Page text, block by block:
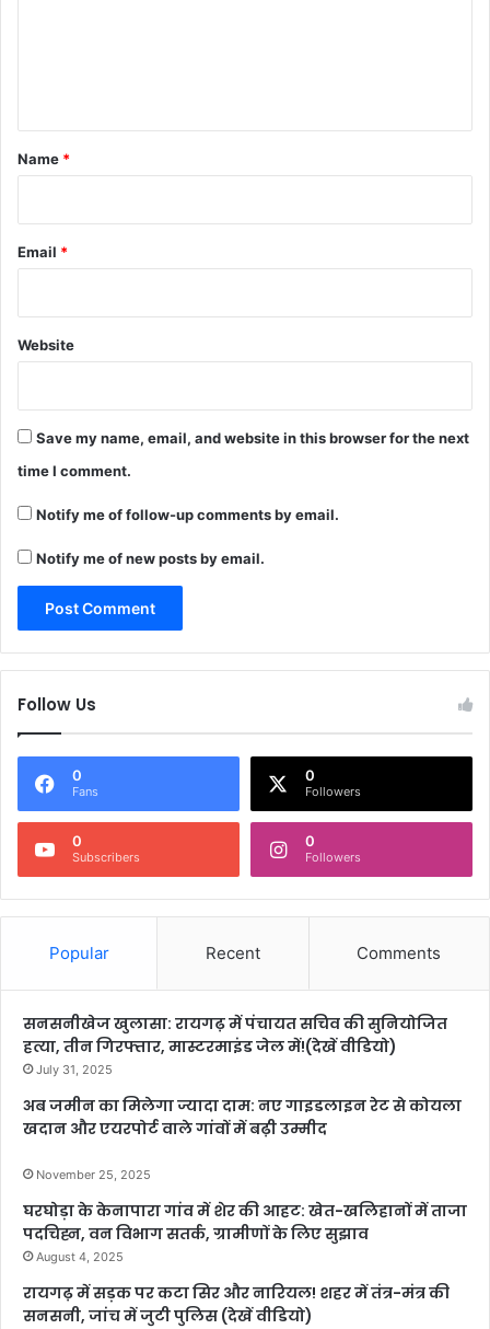
*
Name *
Email *
Website
Save my name, email, and website in this browser for the next
time I comment.
Notify me of follow-up comments by email.
Notify me of new posts by email.
Follow Us
0
Fans
0
Followers
0
Subscribers
0
Followers
Popular Recent Comments
सनसनीखेज खुलासा: रायगढ़ में पंचायत सचिव की सुनियोजित
हत्या, तीन गिरफ्तार, मास्टरमाइंड जेल में!(देखें वीडियो)
July 31, 2025
अब जमीन का मिलेगा ज्यादा दाम: नए गाइडलाइन रेट से कोयला
खदान और एयरपोर्ट वाले गांवों में बढ़ी उम्मीद
November 25, 2025
घरघोड़ा के केनापारा गांव में शेर की आहट: खेत-खलिहानों में ताजा
पदचिह्न, वन विभाग सतर्क, ग्रामीणों के लिए सुझाव
August 4, 2025
रायगढ़ में सड़क पर कटा सिर और नारियल! शहर में तंत्र-मंत्र की
सनसनी, जांच में जुटी पुलिस (देखें वीडियो)